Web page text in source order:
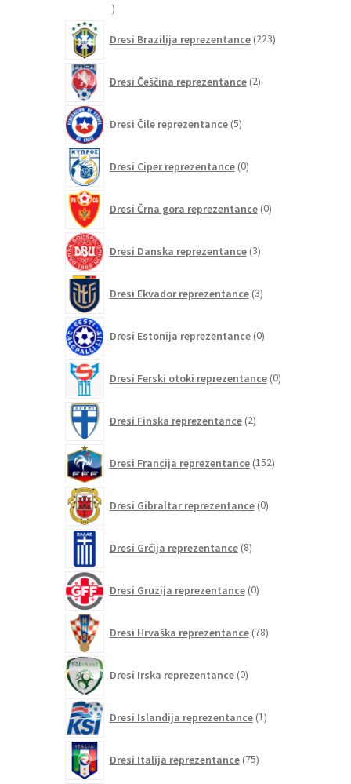
20
Dresi Brazilija reprezentance 223izdelkov
Dresi Češčina reprezentance 2izdelka
Dresi Čile reprezentance 5izdelkov
Dresi Ciper reprezentance 0izdelkov
Dresi Črna gora reprezentance 0izdelkov
Dresi Danska reprezentance 3izdelki
Dresi Ekvador reprezentance 3izdelki
Dresi Estonija reprezentance 0izdelkov
Dresi Ferski otoki reprezentance 0izdelkov
Dresi Finska reprezentance 2izdelka
Dresi Francija reprezentance 152izdelkov
Dresi Gibraltar reprezentance 0izdelkov
Dresi Grčija reprezentance 8izdelkov
Dresi Gruzija reprezentance 0izdelkov
Dresi Hrvaška reprezentance 78izdelkov
Dresi Irska reprezentance 0izdelkov
Dresi Islandija reprezentance 1izdelek
Dresi Italija reprezentance 75izdelkov